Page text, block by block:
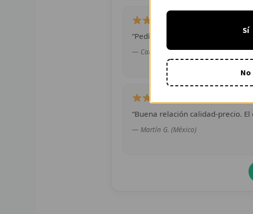
“Pedí dos camisetas de equipos
— Camila R. (Chile)
“Buena relación calidad-precio.
— Martín G. (México)
Sí
No